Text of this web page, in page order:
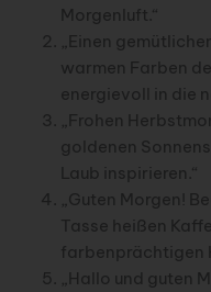
Morgenluft.“
„Einen
warmen Farben
energievoll in die
„Frohen
goldenen
Laub inspirieren.“
„Guten Morgen!
Tasse heißen
farbenprächtigen
„Hallo und guten